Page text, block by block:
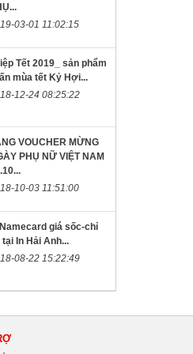
03-01 11:02:15
Tết 2019_ sản phẩm
mùa tết Kỷ Hợi...
12-24 08:25:22
VOUCHER MỪNG
PHỤ NỮ VIỆT NAM
10-03 11:51:00
Namecard giá sốc-chỉ
tại In Hải Anh...
08-22 15:22:49